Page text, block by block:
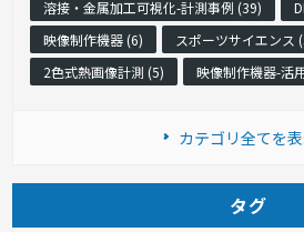
溶接・金属加工可視化-計測事例 (39)
映像制作機器 (6)
スポーツサイエンス
2色式熱画像計測 (5)
映像制作機器-活
カテゴリ全てを
タグ